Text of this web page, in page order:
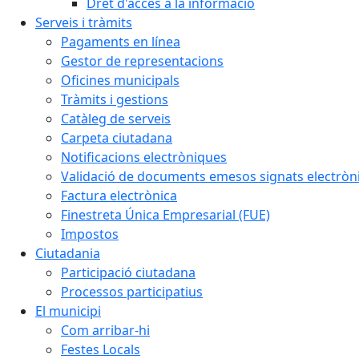
Serveis i tràmits
Pagaments en línea
Gestor de representacions
Oficines municipals
Tràmits i gestions
Catàleg de serveis
Carpeta ciutadana
Notificacions electròniques
Validació de documents emesos signats
Factura electrònica
Finestreta Única Empresarial (FUE)
Impostos
Ciutadania
Participació ciutadana
Processos participatius
El municipi
Com arribar-hi
Festes Locals